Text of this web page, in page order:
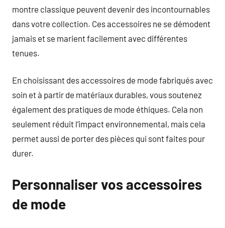
montre classique peuvent devenir des incontournables
dans votre collection. Ces accessoires ne se démodent
jamais et se marient facilement avec différentes
tenues.
En choisissant des accessoires de mode fabriqués avec
soin et à partir de matériaux durables, vous soutenez
également des pratiques de mode éthiques. Cela non
seulement réduit l’impact environnemental, mais cela
permet aussi de porter des pièces qui sont faites pour
durer.
Personnaliser vos accessoires
de mode